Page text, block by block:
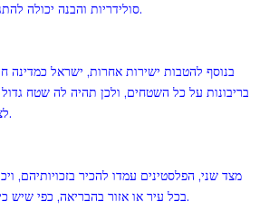
סולידריות והבנה יכולה להתגבר על חוסר ההיגיון.
בריבונות על כל השטחים, ולכן תהיה לה שטח
לצמיחה ופיתוח כלכלי.
בכל עיר או אזור בהבריאה, כפי שיש כיום כל אזרח ישראלי.